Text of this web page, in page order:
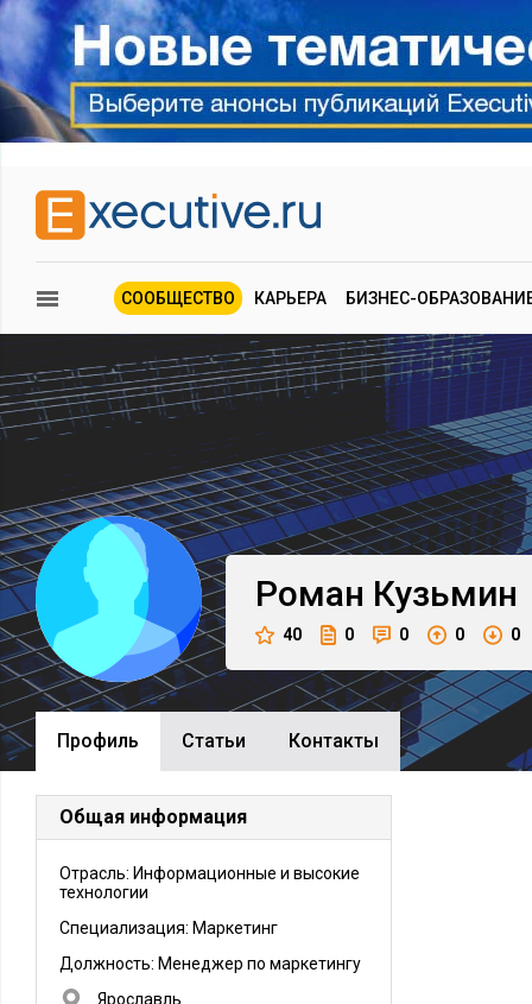
СООБЩЕСТВО КАРЬЕРА БИЗНЕС-
Роман Кузьмин
40 0 0 0 0
Профиль Cтатьи Контакты
Общая информация
Отрасль: Информационные и высокие
технологии
Специализация: Маркетинг
Должность: Менеджер по маркетингу
Ярославль